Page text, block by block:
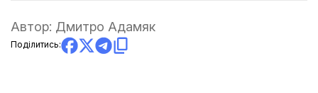
Автор: Дмитро Адамяк
Поділитись: